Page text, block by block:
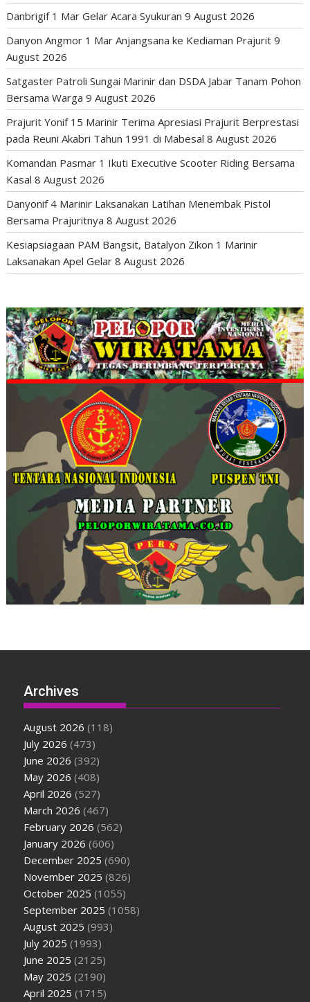
Danbrigif 1 Mar Gelar Acara Syukuran 9 August 2026
Danyon Angmor 1 Mar Anjangsana ke Kediaman Prajurit 9
August 2026
Satgaster Patroli Sungai Marinir dan DSDA Jabar Tanam Pohon
Bersama Warga 9 August 2026
Prajurit Yonif 15 Marinir Terima Apresiasi Prajurit Berprestasi
pada Reuni Akabri Tahun 1991 di Mabesal 8 August 2026
Komandan Pasmar 1 Ikuti Executive Scooter Riding Bersama
Kasal 8 August 2026
Danyonif 4 Marinir Laksanakan Latihan Menembak Pistol
Bersama Prajuritnya 8 August 2026
Kesiapsiagaan PAM Bangsit, Batalyon Zikon 1 Marinir
Laksanakan Apel Gelar 8 August 2026
Archives
August 2026 (118)
July 2026 (473)
June 2026 (392)
May 2026 (408)
April 2026 (527)
March 2026 (467)
February 2026 (562)
January 2026 (606)
December 2025 (690)
November 2025 (826)
October 2025 (1055)
September 2025 (1058)
August 2025 (993)
July 2025 (1993)
June 2025 (2125)
May 2025 (2190)
April 2025 (1715)